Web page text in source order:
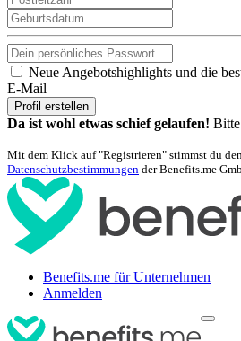
Neue Angebotshighlights und die
E-Mail
Profil erstellen
Da ist wohl etwas schief gelaufen! Bitte
Mit dem Klick auf "Registrieren" stimmst du
Datenschutzbestimmungen der Benefits.me
Benefits.me für Unternehmen
Anmelden